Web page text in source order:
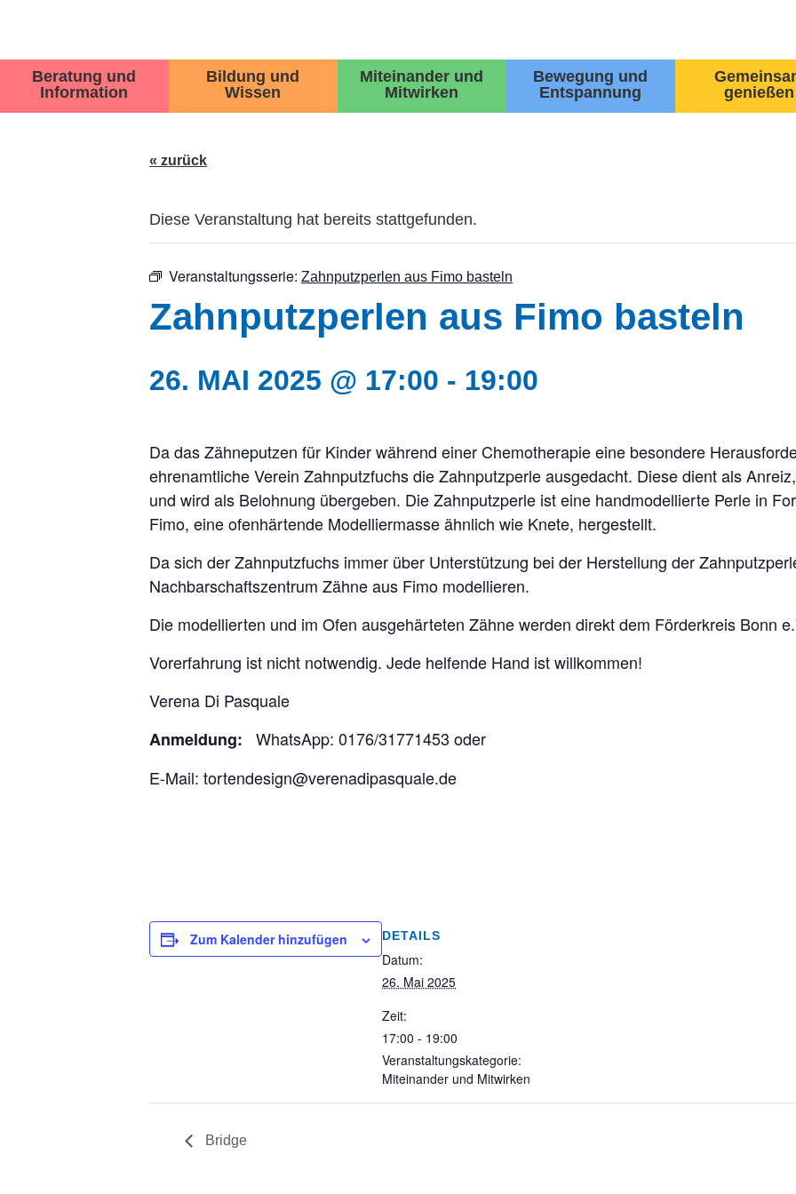
Beratung und
Information
Bildung und
Wissen
Miteinander und
Mitwirken
Bewegung und
Entspannung
genießen
« zurück
Diese Veranstaltung hat bereits stattgefunden.
Veranstaltungsserie: Zahnputzperlen aus Fimo basteln
Zahnputzperlen aus Fimo basteln
26. MAI 2025 @ 17:00 - 19:00
Da das Zähneputzen für Kinder während einer Chemotherapie eine besondere
ehrenamtliche Verein Zahnputzfuchs die Zahnputzperle ausgedacht. Diese dient als
und wird als Belohnung übergeben. Die Zahnputzperle ist eine handmodellierte Perle in
Fimo, eine ofenhärtende Modelliermasse ähnlich wie Knete, hergestellt.
Da sich der Zahnputzfuchs immer über Unterstützung bei der Herstellung der
Nachbarschaftszentrum Zähne aus Fimo modellieren.
Die modellierten und im Ofen ausgehärteten Zähne werden direkt dem Förderkreis Bonn
Vorerfahrung ist nicht notwendig. Jede helfende Hand ist willkommen!
Verena Di Pasquale
Anmeldung: WhatsApp: 0176/31771453 oder
E-Mail: tortendesign@verenadipasquale.de
Zum Kalender hinzufügen DETAILS
Datum:
26. Mai 2025
Zeit:
17:00 - 19:00
Veranstaltungskategorie:
Miteinander und Mitwirken
Bridge